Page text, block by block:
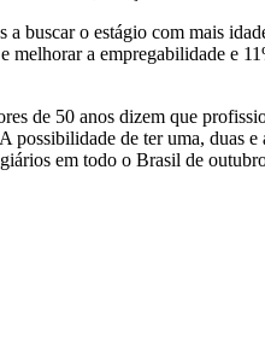
buscar o estágio com mais
melhorar a empregabilidade e
de 50 anos dizem que
de ter uma, duas
em todo o Brasil de